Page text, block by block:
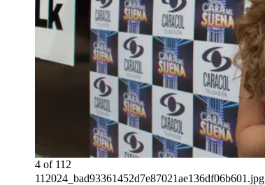
4 of 112
112024_bad93361452d7e87021ae136df06b601.jpg